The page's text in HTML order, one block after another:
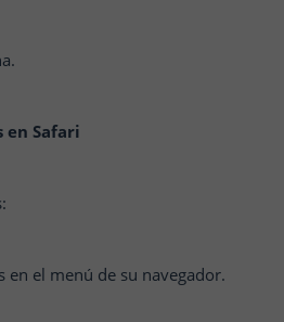
en Safari
en el menú de su navegador.